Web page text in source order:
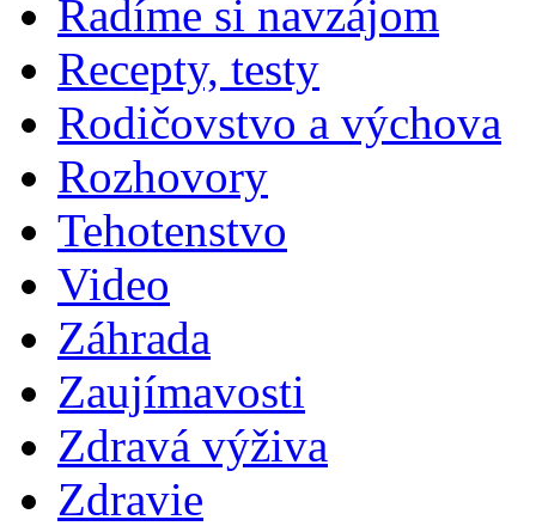
Radíme si navzájom
Recepty, testy
Rodičovstvo a výchova
Rozhovory
Tehotenstvo
Video
Záhrada
Zaujímavosti
Zdravá výživa
Zdravie